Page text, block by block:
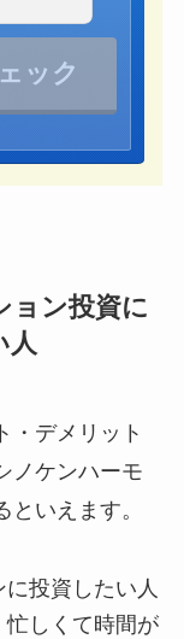
ョン投資に
人
・デメリット
ノケンハーモ
いえます。
投資したい人
忙しくて時間が